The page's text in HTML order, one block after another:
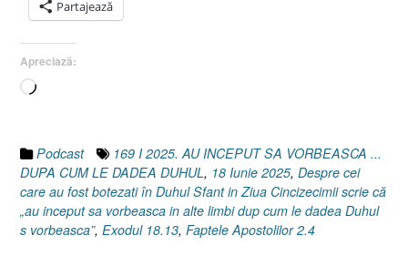
Partajează
Apreciază:
Încarc...
Podcast
169 I 2025. AU INCEPUT SA VORBEASCA ...
DUPA CUM LE DADEA DUHUL, 18 Iunie 2025, Despre cei
care au fost botezati în Duhul Sfant in Ziua Cincizecimii scrie că
„au inceput sa vorbeasca in alte limbi dup cum le dadea Duhul
s vorbeasca”, Exodul 18.13, Faptele Apostolilor 2.4